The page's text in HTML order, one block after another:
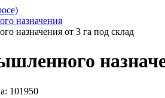
назначения
назначения от 3 га под склад
101950